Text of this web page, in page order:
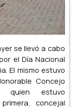
se llevó a cabo
el Día Nacional
El mismo estuvo
Concejo
quien estuvo
concejal